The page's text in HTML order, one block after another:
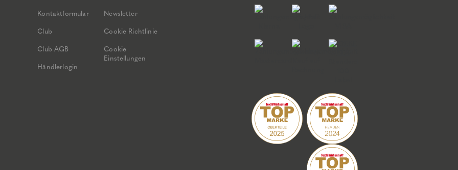
Kontaktformular
Club
Club AGB
Händlerlogin
Newsletter
Cookie Richtlinie
Cookie
Einstellungen